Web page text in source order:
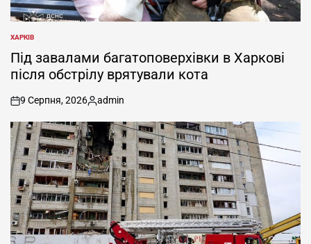
ОПУБЛІКУВАТИ
У
ХАРКІВ
Під завалами багатоповерхівки в Харкові
після обстрілу врятували кота
on
9 Серпня, 2026
Опубліковано
admin